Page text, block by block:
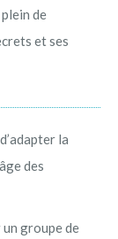
de
et ses
la
des
groupe de